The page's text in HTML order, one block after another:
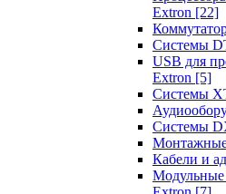
Extron [22]
Системы
USB для
Extron [5]
Системы
Системы
Монтажные
Кабели и
Модульные